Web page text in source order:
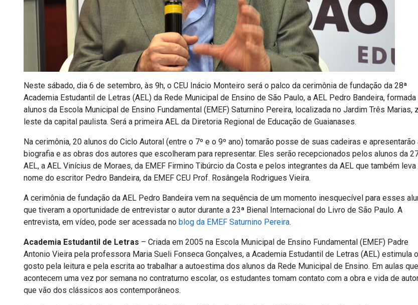
Neste sábado, dia 6 de setembro, às 9h, o CEU Inácio Monteiro será o palco da cerimônia de fundação da 28ª
Academia Estudantil de Letras (AEL) da Rede Municipal de Ensino de São Paulo, a AEL Pedro Bandeira, formada
alunos da Escola Municipal de Ensino Fundamental (EMEF) Saturnino Pereira, localizada no Jardim Três Marias,
leste da capital paulista. Será a primeira AEL da Diretoria Regional de Educação de Guaianases.
Na cerimônia, 20 alunos do Ciclo Autoral (entre o 7º e o 9º ano) tomarão posse de suas cadeiras e apresentarão
biografia e as obras dos autores que escolheram para representar. Eles serão recepcionados pelos alunos da
AEL, a AEL Vinícius de Moraes, da EMEF Firmino Tibúrcio da Costa e pelos integrantes da AEL que também leva
nome do escritor Pedro Bandeira, da EMEF CEU Prof. Rosângela Rodrigues Vieira.
A cerimônia de fundação da AEL Pedro Bandeira vem na sequência de um momento inesquecível para esses
que tiveram a oportunidade de entrevistar o autor durante a 23ª Bienal Internacional do Livro de São Paulo. A
entrevista, em vídeo, pode ser acessada no blog da EMEF Saturnino Pereira.
Academia Estudantil de Letras – Criada em 2005 na Escola Municipal de Ensino Fundamental (EMEF) Padre
Antonio Vieira pela professora Maria Sueli Fonseca Gonçalves, a Academia Estudantil de Letras (AEL) estimula o
gosto pela leitura e pela escrita ao trabalhar a autoestima dos alunos da Rede Municipal de Ensino. Em aulas que
acontecem uma vez por semana no contraturno escolar, os estudantes tomam contato com a obra e vida de
que vão dos clássicos aos contemporâneos.